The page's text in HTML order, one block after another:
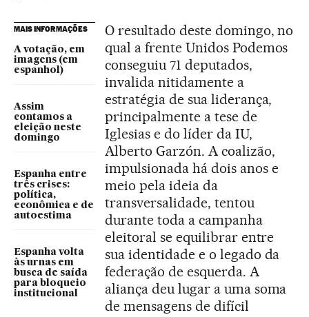
MAIS INFORMAÇÕES
A votação, em
imagens (em
espanhol)
Assim
contamos a
eleição neste
domingo
Espanha entre
três crises:
política,
econômica e de
autoestima
Espanha volta
às urnas em
busca de saída
para bloqueio
institucional
O resultado deste domingo, no
qual a frente Unidos Podemos
conseguiu 71 deputados,
invalida nitidamente a
estratégia de sua liderança,
principalmente a tese de
Iglesias e do líder da IU,
Alberto Garzón. A coalizão,
impulsionada há dois anos e
meio pela ideia da
transversalidade, tentou
durante toda a campanha
eleitoral se equilibrar entre
sua identidade e o legado da
federação de esquerda. A
aliança deu lugar a uma soma
de mensagens de difícil